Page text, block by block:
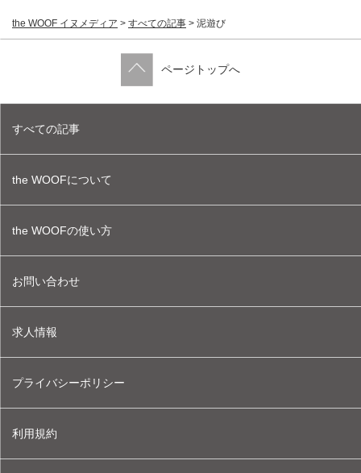
the WOOF イヌメディア > すべての記事 > 泥遊び
ページトップへ
すべての記事
the WOOFについて
the WOOFの使い方
お問い合わせ
求人情報
プライバシーポリシー
利用規約